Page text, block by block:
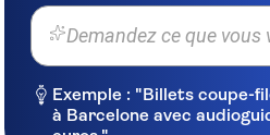
Demandez ce que vous
Exemple : "Billets coupe-
à Barcelone avec